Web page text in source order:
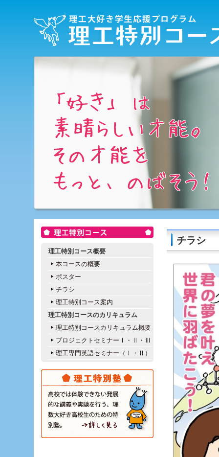
チラシ
理工特別コース概要
本コースの概要
ポスター
チラシ
理工特別コース案内
理工特別コースのカリキュラム
理工特別コースカリキュラム概要
プロジェクトセミナーⅠ・Ⅱ・Ⅲ
理工専門英語セミナー（Ⅰ・Ⅱ）